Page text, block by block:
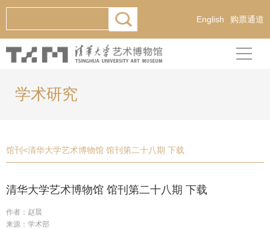
English 购票通道
学术研究
馆刊 <清华大学艺术博物馆 馆刊第二十八期 下载
清华大学艺术博物馆 馆刊第二十八期 下载
作者：赵晨
来源：学术部